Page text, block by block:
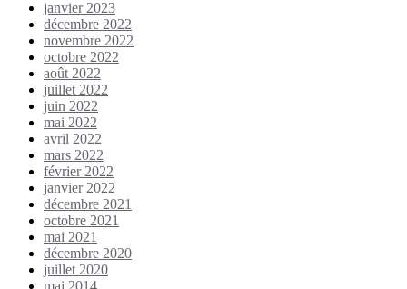
janvier 2023
décembre 2022
novembre 2022
octobre 2022
août 2022
juillet 2022
juin 2022
mai 2022
avril 2022
mars 2022
février 2022
janvier 2022
décembre 2021
octobre 2021
mai 2021
décembre 2020
juillet 2020